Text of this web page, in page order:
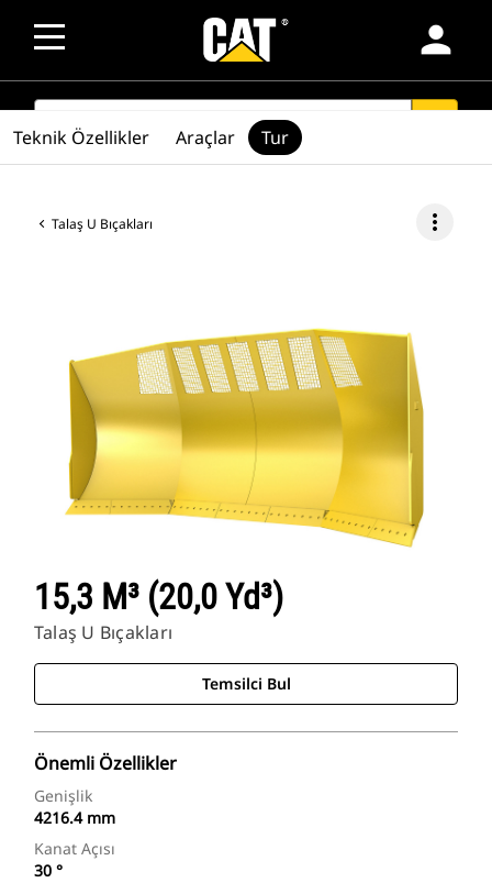
person
SEARCH
Talaş U Bıçakları more_vert
15,3 M³ (20,0 Yd³)
Talaş U Bıçakları
Temsilci Bul
Önemli Özellikler
Genişlik
4216.4 mm
Kanat Açısı
30 °
Teknik Özellikler Araçlar Tur